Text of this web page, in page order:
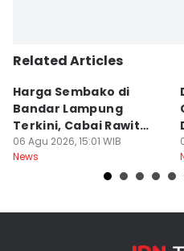
Related Articles
Harga Sembako di
Bandar Lampung
Terkini, Cabai Rawit
Naik?
06 Agu 2026, 15:01 WIB
News